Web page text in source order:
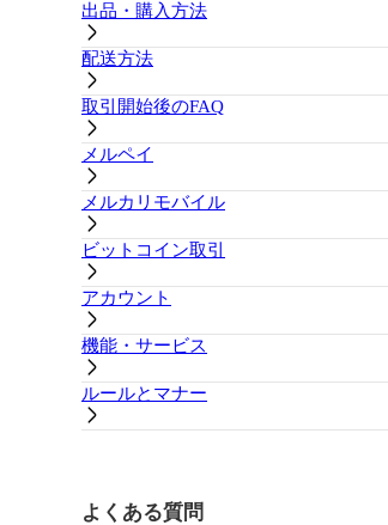
出品・購入方法
配送方法
取引開始後のFAQ
メルペイ
メルカリモバイル
ビットコイン取引
アカウント
機能・サービス
ルールとマナー
よくある質問